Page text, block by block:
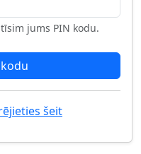
jums PIN kodu.
šeit